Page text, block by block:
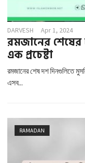
DARVESH Apr 1, 2024
রমজানের শেষের
এক প্রচেষ্টা
রমজানের শেষ দশ দিনগুলিতে
এসব...
RAMADAN